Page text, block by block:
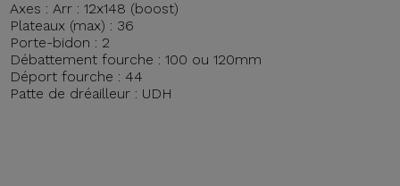
Axes : Arr : 12x148 (boost)
Plateaux (max) : 36
Porte-bidon : 2
Débattement fourche : 100 ou 120mm
Déport fourche : 44
Patte de dréailleur : UDH